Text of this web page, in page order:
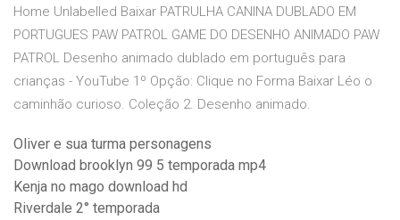
Home Unlabelled Baixar PATRULHA CANINA DUBLADO EM
PORTUGUES PAW PATROL GAME DO DESENHO ANIMADO PAW
PATROL Desenho animado dublado em português para
crianças - YouTube 1º Opção: Clique no Forma Baixar Léo o
caminhão curioso. Coleção 2. Desenho animado.
Oliver e sua turma personagens
Download brooklyn 99 5 temporada mp4
Kenja no mago download hd
Riverdale 2° temporada